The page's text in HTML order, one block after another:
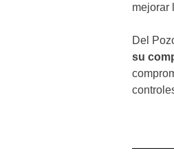
mejorar
Del
su